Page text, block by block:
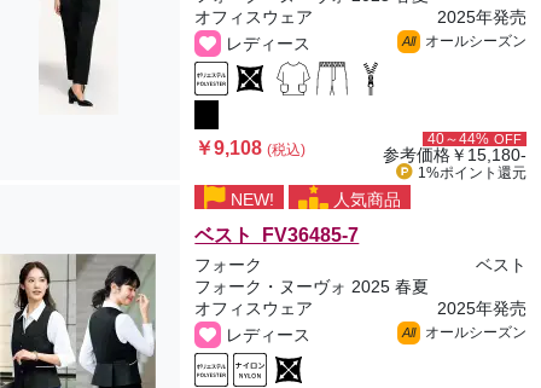
オフィスウェア
2025年発売
レディース
All オールシーズン
￥9,108(税込)
40～44% OFF
参考価格￥15,180-
1%ポイント 還元
NEW! 人気商品
ベスト FV36485-7
フォーク
ベスト
フォーク・ヌーヴォ 2025 春夏
オフィスウェア
2025年発売
レディース
All オールシーズン